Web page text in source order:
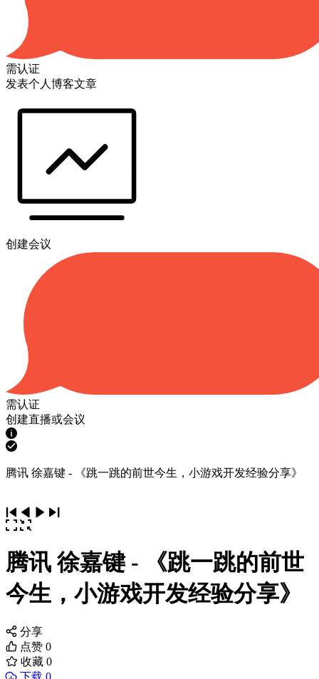
需认证
发表个人博客文章
创建会议
需认证
创建直播或会议
腾讯 徐嘉键 - 《跳一跳的前世今生，小游戏开发经验分享》
腾讯 徐嘉键 - 《跳一跳的前世
今生，小游戏开发经验分享》
分享
点赞 0
收藏 0